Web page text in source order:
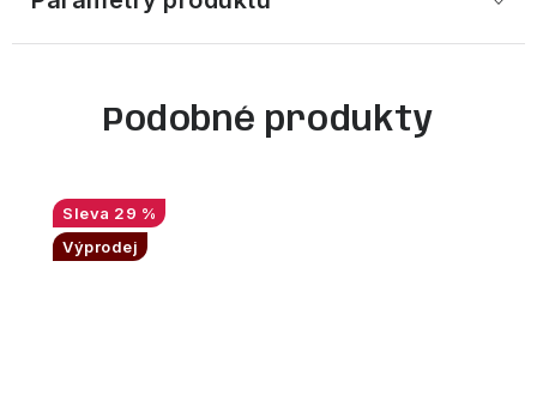
Podobné produkty
29 %
Výprodej